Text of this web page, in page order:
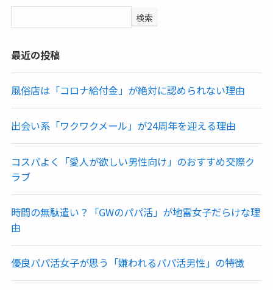
検索
最近の投稿
風俗店は「コロナ給付金」が絶対に認められない理由
出会い系「ワクワクメール」が24周年を迎える理由
コスパよく「愛人が欲しい男性向け」のおすすめ交際ク
ラブ
時間の無駄遣い？「GWのパパ活」が地雷女子だらけな理
由
優良パパ活女子が思う「嫌われるパパ活男性」の特徴